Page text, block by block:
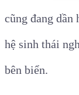
cũng đang
hệ sinh thái
bên biển.